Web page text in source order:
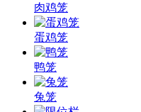
肉鸡笼
蛋鸡笼
鸭笼
兔笼